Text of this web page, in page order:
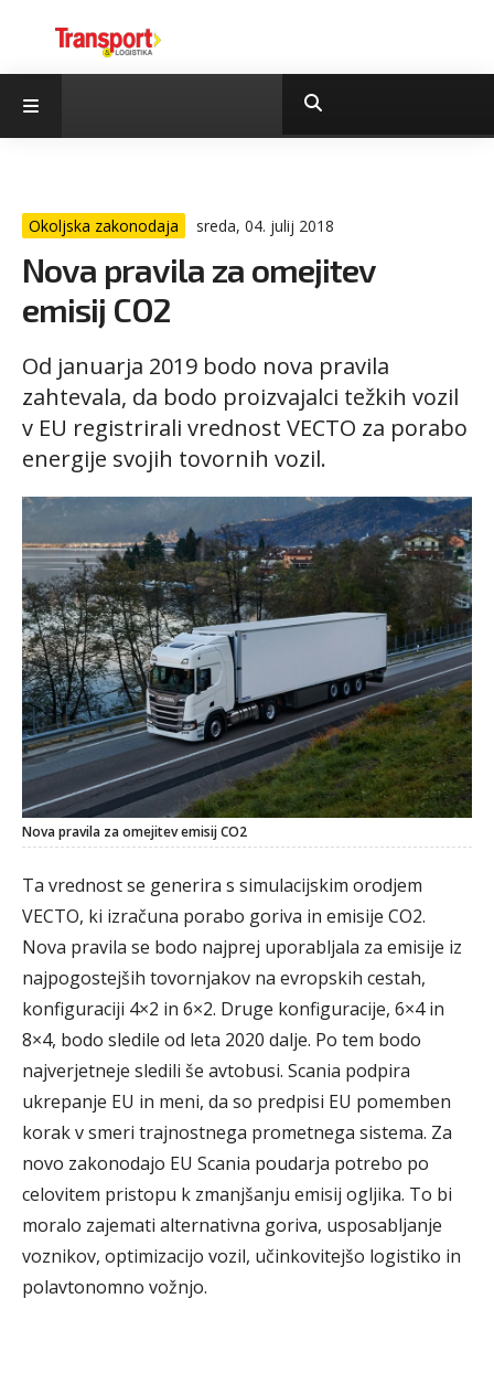
Okoljska zakonodaja sreda, 04. julij 2018
Nova pravila za omejitev
emisij CO2
Od januarja 2019 bodo nova pravila
zahtevala, da bodo proizvajalci težkih vozil
v EU registrirali vrednost VECTO za porabo
energije svojih tovornih vozil.
Nova pravila za omejitev emisij CO2
Ta vrednost se generira s simulacijskim orodjem
VECTO, ki izračuna porabo goriva in emisije CO2.
Nova pravila se bodo najprej uporabljala za emisije iz
najpogostejših tovornjakov na evropskih cestah,
konfiguraciji 4×2 in 6×2. Druge konfiguracije, 6×4 in
8×4, bodo sledile od leta 2020 dalje. Po tem bodo
najverjetneje sledili še avtobusi. Scania podpira
ukrepanje EU in meni, da so predpisi EU pomemben
korak v smeri trajnostnega prometnega sistema. Za
novo zakonodajo EU Scania poudarja potrebo po
celovitem pristopu k zmanjšanju emisij ogljika. To bi
moralo zajemati alternativna goriva, usposabljanje
voznikov, optimizacijo vozil, učinkovitejšo logistiko in
polavtonomno vožnjo.